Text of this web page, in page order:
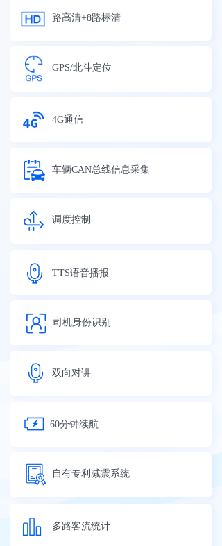
路高清+8路标清
GPS/北斗定位
4G通信
车辆CAN总线信息采集
调度控制
TTS语音播报
司机身份识别
双向对讲
60分钟续航
自有专利减震系统
多路客流统计